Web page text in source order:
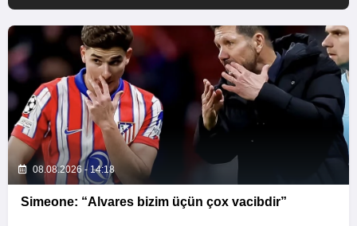
08.08.2026 - 14:18
Simeone: “Alvares bizim üçün çox vacibdir”